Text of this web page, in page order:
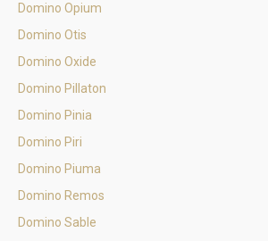
Domino Opium
Domino Otis
Domino Oxide
Domino Pillaton
Domino Pinia
Domino Piri
Domino Piuma
Domino Remos
Domino Sable